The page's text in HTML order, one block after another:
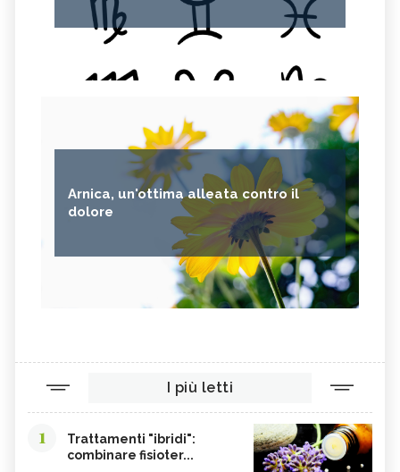
Arnica, un'ottima alleata contro il
dolore
I più letti
1
Trattamenti "ibridi":
combinare fisioter...